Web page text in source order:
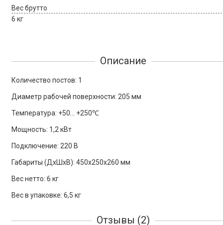
Вес брутто
6 кг
Описание
Количество постов: 1
Диаметр рабочей поверхности: 205 мм
Температура: +50… +250℃
Мощность: 1,2 кВт
Подключение: 220 В
Габариты (ДхШхВ): 450x250x260 мм
Вес нетто: 6 кг
Вес в упаковке: 6,5 кг
Отзывы (2)